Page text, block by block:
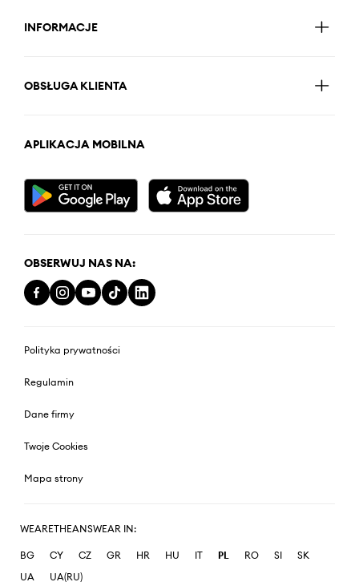
INFORMACJE
OBSŁUGA KLIENTA
APLIKACJA MOBILNA
OBSERWUJ NAS NA:
Polityka prywatności
Regulamin
Dane firmy
Twoje Cookies
Mapa strony
WEARETHEANSWEAR IN:
BG CY CZ GR HR HU IT PL RO SI
SK
UA
UA(RU)